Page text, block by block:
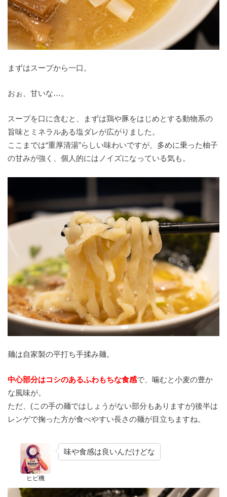
まずはスープから一口。
おぉ、甘いな…。
スープを口に含むと、まずは鶏や豚をはじめとする動物系の
旨味とミネラルある塩ダレが広がりました。
ここまでは“重厚清湯”らしい味わいですが、多めに乗った柚子
の甘みが強く、個人的にはノイズになっている気も。
麺は自家製の平打ち手揉み麺。
中心部分はコシのあるふわもちな食感で、噛むと小麦の豊か
な風味が。
ただ、(この手の麺ではしょうがない部分もありますが)後半は
レンゲで掬った方が食べやすい長さの麺が目立ちますね。
ヒビ機
味や食感は良いんだけどな